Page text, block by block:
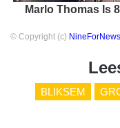
Marlo Thomas Is
© Copyright (c)
BLIKSEM